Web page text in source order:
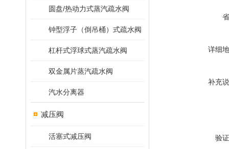
圆盘/热动力式蒸汽疏水阀
钟型浮子（倒吊桶）式疏水阀
杠杆式浮球式蒸汽疏水阀
双金属片蒸汽疏水阀
汽水分离器
减压阀
活塞式减压阀
详细
补充
验